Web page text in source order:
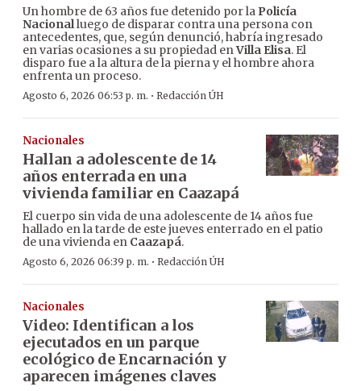
Un hombre de 63 años fue detenido por la Policía
Nacionalluego de disparar contra una persona con
antecedentes, que, según denunció, habría ingresado
en varias ocasiones a su propiedad enVilla Elisa. El
disparo fue a la altura de la pierna y el hombre ahora
enfrenta un proceso.
Agosto 6, 2026 06:53 p. m. · Redacción ÚH
Nacionales
Hallan a adolescente de 14
años enterrada en una
vivienda familiar en Caazapá
El cuerpo sin vida de una adolescente de 14 años fue
hallado en la tarde de este jueves enterrado en el patio
de una vivienda en Caazapá.
Agosto 6, 2026 06:39 p. m. · Redacción ÚH
Nacionales
Video: Identifican a los
ejecutados en un parque
ecológico de Encarnación y
aparecen imágenes claves